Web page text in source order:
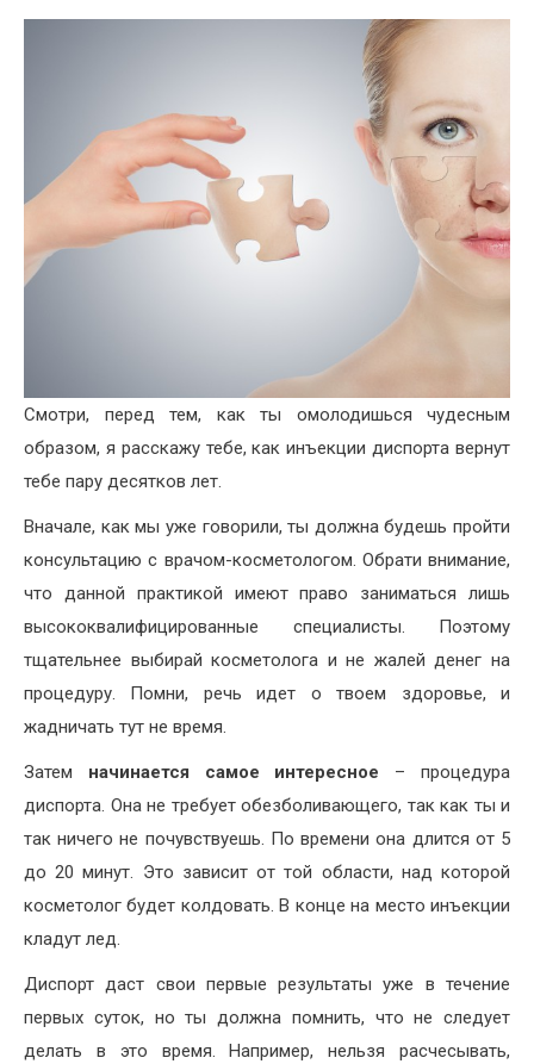
Смотри, перед тем, как ты омолодишься чудесным
образом, я расскажу тебе, как инъекции диспорта вернут
тебе пару десятков лет.
Вначале, как мы уже говорили, ты должна будешь пройти
консультацию с врачом-косметологом. Обрати внимание,
что данной практикой имеют право заниматься лишь
высококвалифицированные специалисты. Поэтому
тщательнее выбирай косметолога и не жалей денег на
процедуру. Помни, речь идет о твоем здоровье, и
жадничать тут не время.
Затем начинается самое интересное – процедура
диспорта. Она не требует обезболивающего, так как ты и
так ничего не почувствуешь. По времени она длится от 5
до 20 минут. Это зависит от той области, над которой
косметолог будет колдовать. В конце на место инъекции
кладут лед.
Диспорт даст свои первые результаты уже в течение
первых суток, но ты должна помнить, что не следует
делать в это время. Например, нельзя расчесывать,